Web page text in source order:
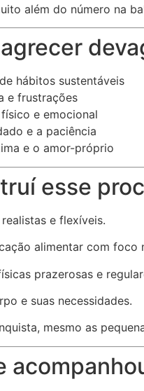
além do número na
hábitos sustentáveis
e frustrações
e emocional
e a paciência
e o amor-próprio
esse
e flexíveis.
alimentar com foco
prazerosas e
e suas necessidades.
mesmo as